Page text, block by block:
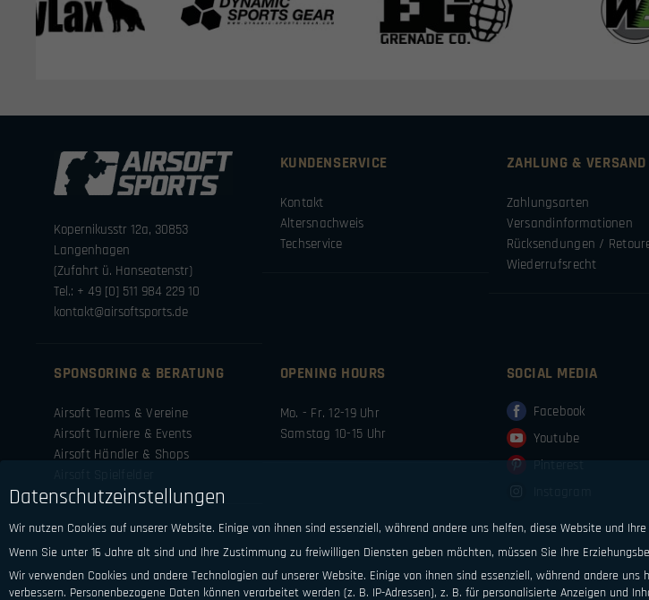
Kopernikusstr 12a, 30853
Langenhagen
(Zufahrt ü. Hanseatenstr)
Tel.: + 49 [0] 511 984 229 10
kontakt@airsoftsports.de
KUNDENSERVICE
Kontakt
Altersnachweis
Techservice
ZAHLUNG & VERSAND
Zahlungsarten
Versandinformationen
Rücksendungen /
Wiederrufsrecht
SPONSORING & BERATUNG
Airsoft Teams & Vereine
Airsoft Turniere & Events
Airsoft Händler & Shops
OPENING HOURS
Mo. - Fr. 12-19 Uhr
Samstag 10-15 Uhr
SOCIAL MEDIA
Facebook
Youtube
Pinterest
Datenschutzeinstellungen
Wir nutzen Cookies auf unserer Website. Einige von ihnen sind essenziell, während andere uns helfen, diese Website und Ihre
Wenn Sie unter 16 Jahre alt sind und Ihre Zustimmung zu freiwilligen Diensten geben möchten, müssen Sie Ihre
Wir verwenden Cookies und andere Technologien auf unserer Website. Einige von ihnen sind essenziell, während andere uns
verbessern. Personenbezogene Daten können verarbeitet werden (z. B. IP-Adressen), z. B. für personalisierte Anzeigen und